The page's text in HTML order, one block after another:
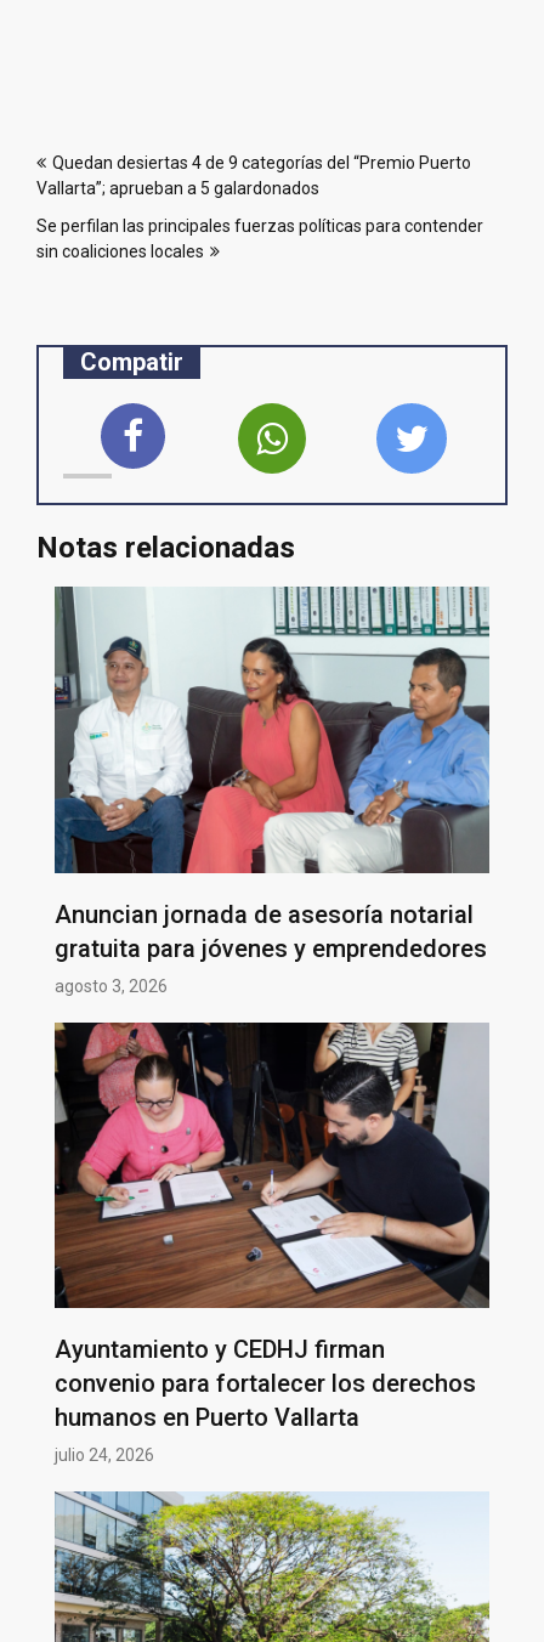
de
entradas
Quedan desiertas 4 de 9 categorías del “Premio Puerto
Vallarta”; aprueban a 5 galardonados
Se perfilan las principales fuerzas políticas para contender
sin coaliciones locales
Compatir
Notas relacionadas
Anuncian jornada de asesoría notarial
gratuita para jóvenes y emprendedores
agosto 3, 2026
Ayuntamiento y CEDHJ firman
convenio para fortalecer los derechos
humanos en Puerto Vallarta
julio 24, 2026